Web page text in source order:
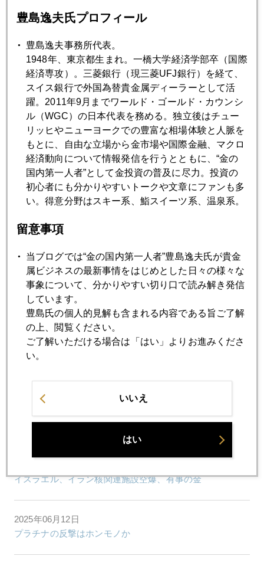
まだまだ遠い、金投資への道
2025年06月24日
停戦には素直に売り、米国参戦には無反応
2025年06月23日
続編、有事の金より有事のドル
2025年06月23日
速報版、米国イラン参戦でも有事の金買いは限定的
利下げ回数より次期ＦＲＢ議長候補、先走るＮＹ市場
2025年06月19日
プラチナ続騰
2025年06月18日
市場が正しいのか、中東専門家が正しいのか
イスラエル、イラン核関連施設空爆、有事の金
2025年06月12日
プラチナの反撃はホンモノか
豊島逸夫氏プロフィール
豊島逸夫事務所代表。
1948年、東京都生まれ。一橋大学経済学部卒（国際
経済専攻）。三菱銀行（現三菱UFJ銀行）を経て、
スイス銀行で外国為替貴金属ディーラーとして活
躍。2011年9月までワールド・ゴールド・カウンシ
ル（WGC）の日本代表を務める。独立後はチュー
リッヒやニューヨークでの豊富な相場体験と人脈を
もとに、自由な立場から金市場や国際金融、マクロ
経済動向について情報発信を行うとともに、“金の
国内第一人者”として金投資の普及に尽力。投資の
初心者にも分かりやすいトークや文章にファンも多
い。得意分野はスキー系、鮨スイーツ系、温泉系。
留意事項
当ブログでは“金の国内第一人者”豊島逸夫氏が貴金
属ビジネスの最新事情をはじめとした日々の様々な
事象について、分かりやすい切り口で読み解き発信
しています。
豊島氏の個人的見解も含まれる内容である旨ご了解
の上、閲覧ください。
ご了解いただける場合は「はい」よりお進みくださ
い。
いいえ
はい